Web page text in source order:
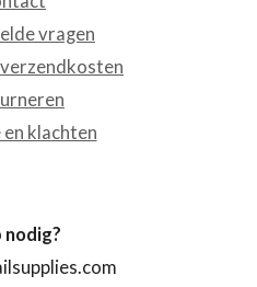
vragen
klachten
nodig?